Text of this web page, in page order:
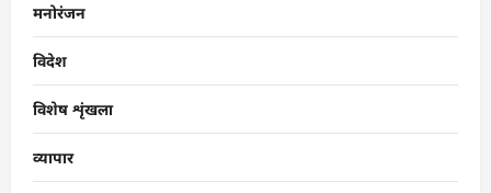
मनोरंजन
विदेश
विशेष शृंखला
व्यापार